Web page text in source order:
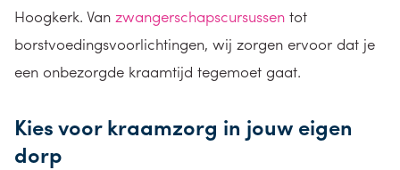
Hoogkerk. Van zwangerschapscursussen tot
borstvoedingsvoorlichtingen, wij zorgen ervoor dat je
een onbezorgde kraamtijd tegemoet gaat.
Kies voor kraamzorg in jouw eigen
dorp